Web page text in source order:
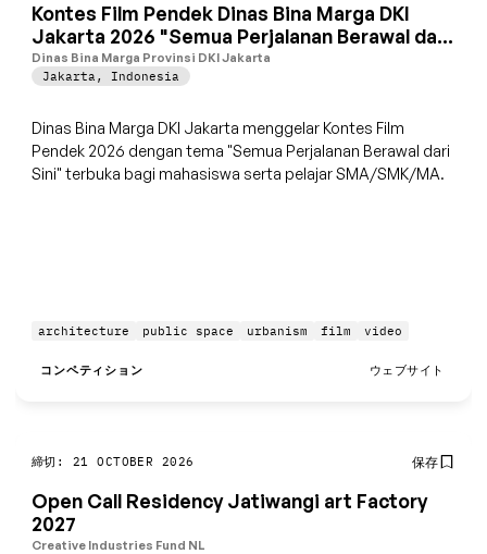
Kontes Film Pendek Dinas Bina Marga DKI
Jakarta 2026 "Semua Perjalanan Berawal dari
Sini"
Dinas Bina Marga Provinsi DKI Jakarta
Jakarta , Indonesia
Dinas Bina Marga DKI Jakarta menggelar Kontes Film
Pendek 2026 dengan tema "Semua Perjalanan Berawal dari
Sini" terbuka bagi mahasiswa serta pelajar SMA/SMK/MA.
architecture public space urbanism film video
コンペティション ウェブサイト
締切: 21 OCTOBER 2026 保存
Open Call Residency Jatiwangi art Factory
2027
Creative Industries Fund NL